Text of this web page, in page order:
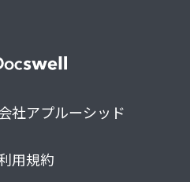
社アプルーシッド
用規約